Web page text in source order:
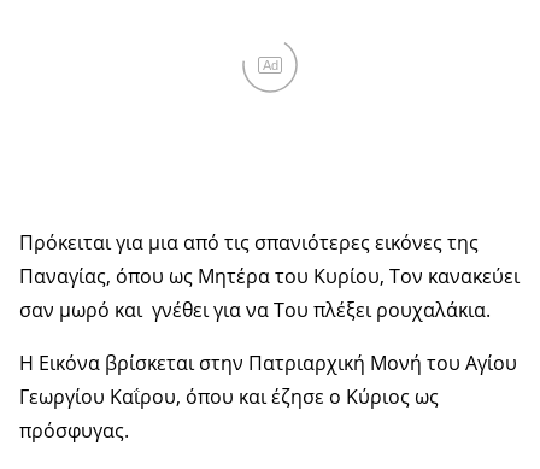
Ad
Πρόκειται για μια από τις σπανιότερες εικόνες της
Παναγίας, όπου ως Μητέρα του Κυρίου, Τον κανακεύει
σαν μωρό και γνέθει για να Του πλέξει ρουχαλάκια.
Η Εικόνα βρίσκεται στην Πατριαρχική Μονή του Αγίου
Γεωργίου Καΐρου, όπου και έζησε ο Κύριος ως
πρόσφυγας.